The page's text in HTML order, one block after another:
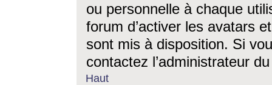
ou personnelle à chaque
forum d’activer les avatars
sont mis à disposition. Si
contactez l’administrateur
Haut